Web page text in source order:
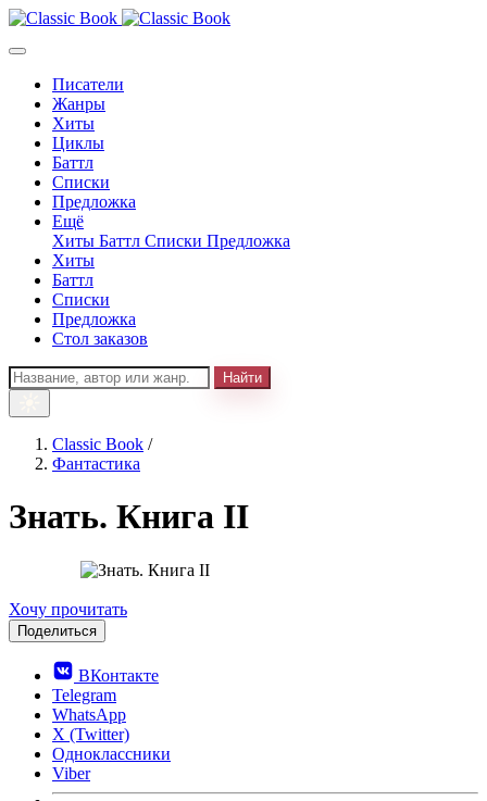
Писатели
Жанры
Хиты
Циклы
Баттл
Списки
Предложка
Ещё
Хиты Баттл Списки Предложка
Хиты
Баттл
Списки
Предложка
Стол заказов
Найти
Classic Book /
Фантастика
Знать. Книга II
Хочу прочитать
Поделиться
ВКонтакте
Telegram
WhatsApp
X (Twitter)
Одноклассники
Viber